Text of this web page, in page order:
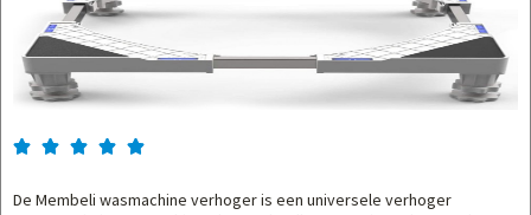
    
De Membeli wasmachine verhoger is een universele verhoger